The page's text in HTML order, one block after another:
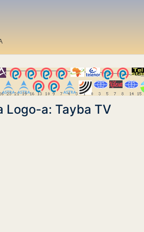
Logo-a: Tayba TV